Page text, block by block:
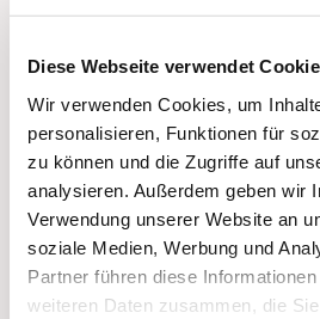
Diese Webseite verwendet
Wir verwenden Cookies, um
personalisieren, Funktionen für
zu können und die Zugriffe auf
analysieren. Außerdem geben wir
Verwendung unserer Website an
soziale Medien, Werbung und
Partner führen diese
weiteren Daten zusammen, die
Heilig Kreuz,
Klüschenberg,
17087 Altentreptow